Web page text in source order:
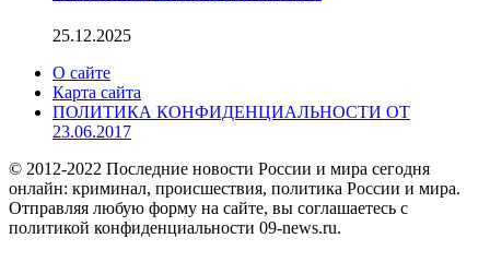
25.12.2025
О сайте
Карта сайта
ПОЛИТИКА КОНФИДЕНЦИАЛЬНОСТИ ОТ
23.06.2017
© 2012-2022 Последние новости России и мира сегодня
онлайн: криминал, происшествия, политика России и мира.
Отправляя любую форму на сайте, вы соглашаетесь с
политикой конфиденциальности 09-news.ru.